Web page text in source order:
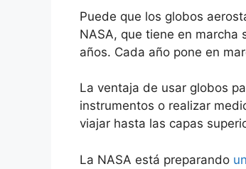
Puede que los globos
NASA, que tiene en marcha
años. Cada año pone en
La ventaja de usar globos
instrumentos o realizar
viajar hasta las capas
La NASA está preparando